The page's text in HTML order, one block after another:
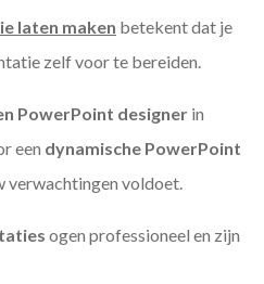
laten maken betekent dat je
zelf voor te bereiden.
PowerPoint designer in
een dynamische PowerPoint
verwachtingen voldoet.
ogen professioneel en zijn